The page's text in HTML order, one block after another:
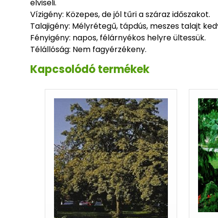
elviseli.
Vízigény: Közepes, de jól tűri a száraz időszakot.
Talajigény: Mélyrétegű, tápdús, meszes talajt
Fényigény: napos, félárnyékos helyre ültessük.
Télállóság: Nem fagyérzékeny.
Kapcsolódó termékek